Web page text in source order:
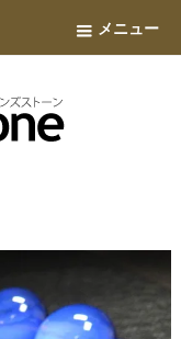
メニュー